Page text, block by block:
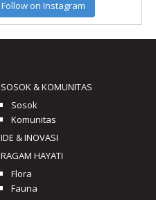
Follow on Instagram
SOSOK & KOMUNITAS
Sosok
Komunitas
IDE & INOVASI
RAGAM HAYATI
Flora
Fauna